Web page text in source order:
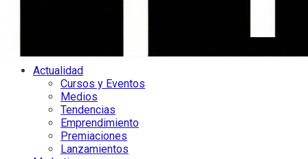
Actualidad
Cursos y Eventos
Medios
Tendencias
Emprendimiento
Premiaciones
Lanzamientos